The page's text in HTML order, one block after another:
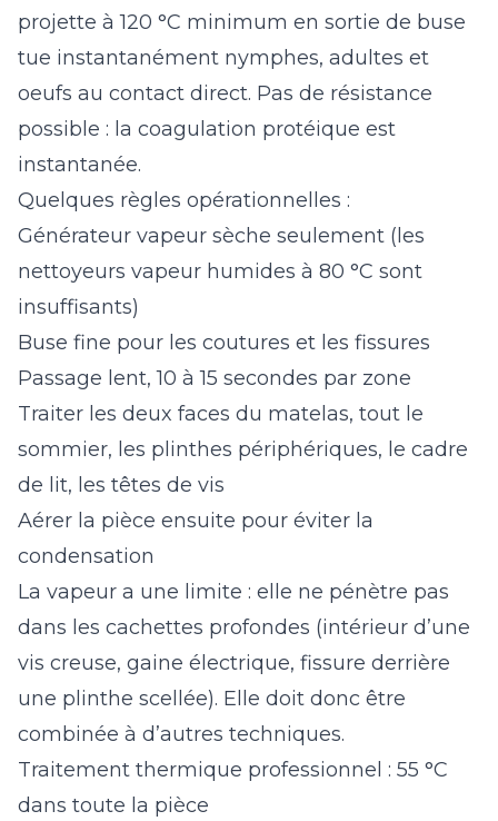
projette à 120 °C minimum en sortie de buse
tue instantanément nymphes, adultes et
oeufs au contact direct. Pas de résistance
possible : la coagulation protéique est
instantanée.
Quelques règles opérationnelles :
Générateur vapeur sèche seulement (les
nettoyeurs vapeur humides à 80 °C sont
insuffisants)
Buse fine pour les coutures et les fissures
Passage lent, 10 à 15 secondes par zone
Traiter les deux faces du matelas, tout le
sommier, les plinthes périphériques, le cadre
de lit, les têtes de vis
Aérer la pièce ensuite pour éviter la
condensation
La vapeur a une limite : elle ne pénètre pas
dans les cachettes profondes (intérieur d’une
vis creuse, gaine électrique, fissure derrière
une plinthe scellée). Elle doit donc être
combinée à d’autres techniques.
Traitement thermique professionnel : 55 °C
dans toute la pièce